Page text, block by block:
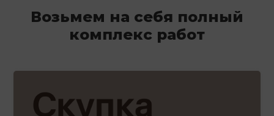
Возьмем на себя полный
комплекс работ